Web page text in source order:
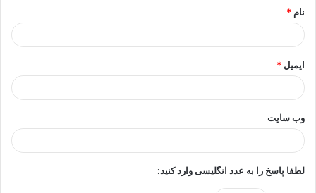
نام *
ایمیل *
وب‌ سایت
لطفا پاسخ را به عدد انگلیسی وارد کنید: